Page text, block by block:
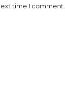
time I comment.